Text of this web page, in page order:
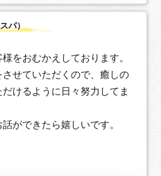
パ）
をおむかえしております。
せていただくので、癒しの
けるように日々努力してま
ができたら嬉しいです。